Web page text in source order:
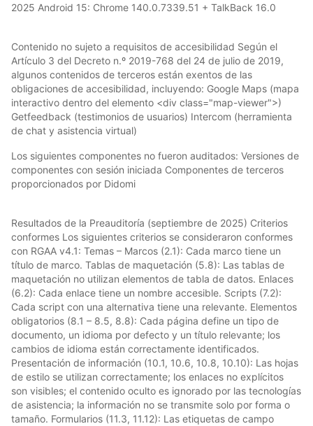
2025 Android 15: Chrome 140.0.7339.51 + TalkBack 16.0
Contenido no sujeto a requisitos de accesibilidad Según el
Artículo 3 del Decreto n.º 2019-768 del 24 de julio de 2019,
algunos contenidos de terceros están exentos de las
obligaciones de accesibilidad, incluyendo: Google Maps (mapa
interactivo dentro del elemento <div class="map-viewer">)
Getfeedback (testimonios de usuarios) Intercom (herramienta
de chat y asistencia virtual)
Los siguientes componentes no fueron auditados: Versiones de
componentes con sesión iniciada Componentes de terceros
proporcionados por Didomi
Resultados de la Preauditoría (septiembre de 2025) Criterios
conformes Los siguientes criterios se consideraron conformes
con RGAA v4.1: Temas – Marcos (2.1): Cada marco tiene un
título de marco. Tablas de maquetación (5.8): Las tablas de
maquetación no utilizan elementos de tabla de datos. Enlaces
(6.2): Cada enlace tiene un nombre accesible. Scripts (7.2):
Cada script con una alternativa tiene una relevante. Elementos
obligatorios (8.1 – 8.5, 8.8): Cada página define un tipo de
documento, un idioma por defecto y un título relevante; los
cambios de idioma están correctamente identificados.
Presentación de información (10.1, 10.6, 10.8, 10.10): Las hojas
de estilo se utilizan correctamente; los enlaces no explícitos
son visibles; el contenido oculto es ignorado por las tecnologías
de asistencia; la información no se transmite solo por forma o
tamaño. Formularios (11.3, 11.12): Las etiquetas de campo